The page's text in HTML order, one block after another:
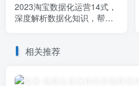
2023淘宝数据化运营14式，
深度解析数据化知识，帮你
相关推荐